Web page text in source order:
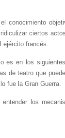
conocimiento
ciertos
ejército francés.
es en los
de teatro que
fue la Gran Guerra.
los